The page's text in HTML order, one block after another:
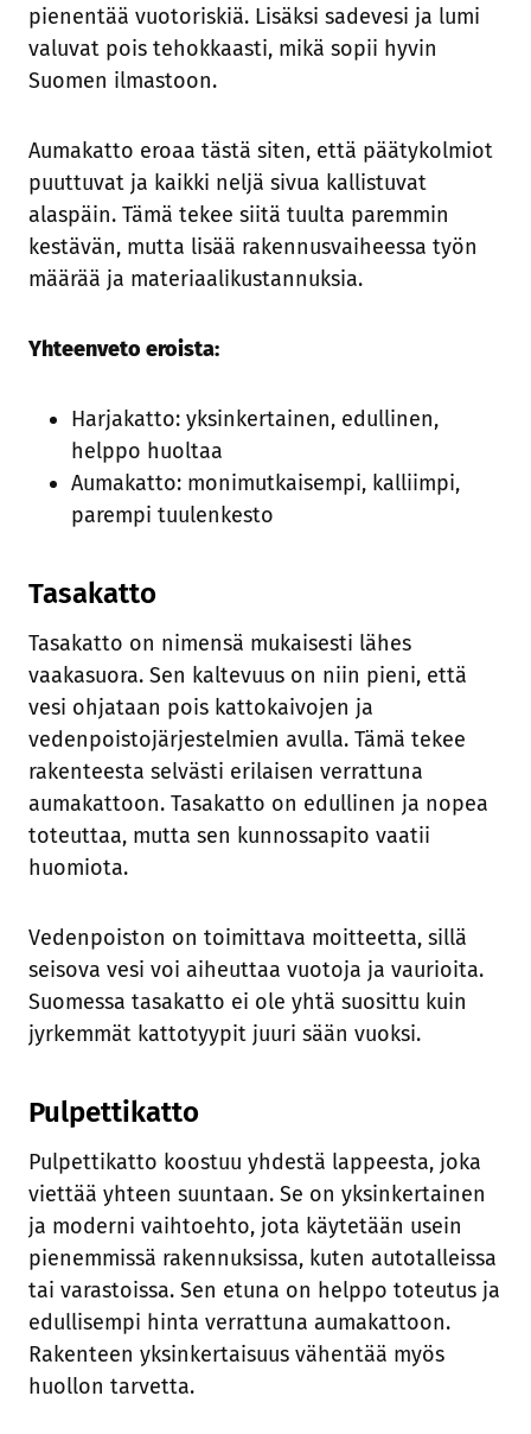
pienentää vuotoriskiä. Lisäksi sadevesi ja lumi
valuvat pois tehokkaasti, mikä sopii hyvin
Suomen ilmastoon.
Aumakatto eroaa tästä siten, että päätykolmiot
puuttuvat ja kaikki neljä sivua kallistuvat
alaspäin. Tämä tekee siitä tuulta paremmin
kestävän, mutta lisää rakennusvaiheessa työn
määrää ja materiaalikustannuksia.
Yhteenveto eroista:
Harjakatto: yksinkertainen, edullinen,
helppo huoltaa
Aumakatto: monimutkaisempi, kalliimpi,
parempi tuulenkesto
Tasakatto
Tasakatto on nimensä mukaisesti lähes
vaakasuora. Sen kaltevuus on niin pieni, että
vesi ohjataan pois kattokaivojen ja
vedenpoistojärjestelmien avulla. Tämä tekee
rakenteesta selvästi erilaisen verrattuna
aumakattoon. Tasakatto on edullinen ja nopea
toteuttaa, mutta sen kunnossapito vaatii
huomiota.
Vedenpoiston on toimittava moitteetta, sillä
seisova vesi voi aiheuttaa vuotoja ja vaurioita.
Suomessa tasakatto ei ole yhtä suosittu kuin
jyrkemmät kattotyypit juuri sään vuoksi.
Pulpettikatto
Pulpettikatto koostuu yhdestä lappeesta, joka
viettää yhteen suuntaan. Se on yksinkertainen
ja moderni vaihtoehto, jota käytetään usein
pienemmissä rakennuksissa, kuten autotalleissa
tai varastoissa. Sen etuna on helppo toteutus ja
edullisempi hinta verrattuna aumakattoon.
Rakenteen yksinkertaisuus vähentää myös
huollon tarvetta.